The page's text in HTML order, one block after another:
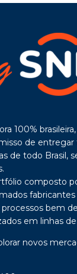
100%
de entregar
de todo Brasil,
composto
bem
em linhas
novos